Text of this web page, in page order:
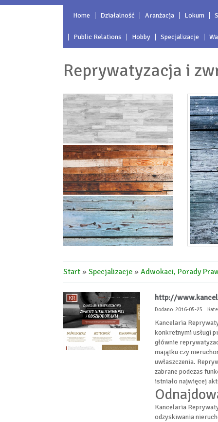
Home Działalność Aranżacja Lokum
Public Relations Hobby Specjalizacje
Reprywatyzacja i
Start » Specjalizacje » Adwokaci, Porady
http://
Dodano: 2016-05-25
Kancelaria
konkretnymi usługi
głównie
majątku czy
uwłaszczenia.
zabrane podczas
istniało najwięcej
Kancelaria
odzyskiwania